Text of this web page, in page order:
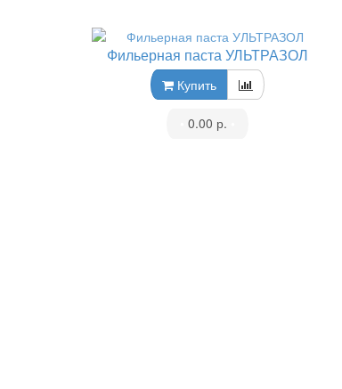
Фильерная паста УЛЬТРАЗОЛ
Купить
0.00 р.